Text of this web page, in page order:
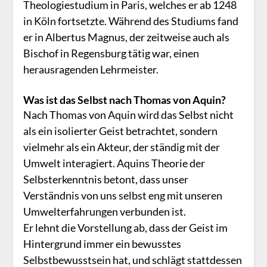
Theologiestudium in Paris, welches er ab 1248
in Köln fortsetzte. Während des Studiums fand
er in Albertus Magnus, der zeitweise auch als
Bischof in Regensburg tätig war, einen
herausragenden Lehrmeister.
Was ist das Selbst nach Thomas von Aquin?
Nach Thomas von Aquin wird das Selbst nicht
als ein isolierter Geist betrachtet, sondern
vielmehr als ein Akteur, der ständig mit der
Umwelt interagiert. Aquins Theorie der
Selbsterkenntnis betont, dass unser
Verständnis von uns selbst eng mit unseren
Umwelterfahrungen verbunden ist.
Er lehnt die Vorstellung ab, dass der Geist im
Hintergrund immer ein bewusstes
Selbstbewusstsein hat, und schlägt stattdessen